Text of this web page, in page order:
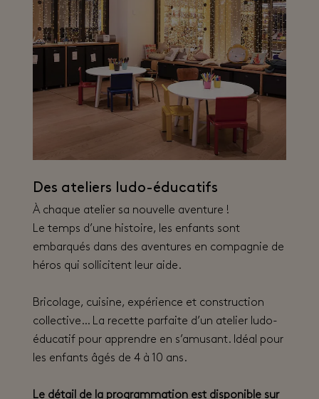
Des ateliers ludo-éducatifs
À chaque atelier sa nouvelle aventure !
Le temps d’une histoire, les enfants sont
embarqués dans des aventures en compagnie de
héros qui sollicitent leur aide.
Bricolage, cuisine, expérience et construction
collective… La recette parfaite d’un atelier ludo-
éducatif pour apprendre en s’amusant. Idéal pour
les enfants âgés de 4 à 10 ans.
Le détail de la programmation est disponible sur